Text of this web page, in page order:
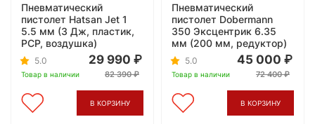
Пневматический
пистолет Hatsan Jet 1
5.5 мм (3 Дж, пластик,
PCP, воздушка)
5.0
Товар в наличии
29 990
82 390
В КОРЗИНУ
Пневматический
пистолет Dobermann
350 Эксцентрик 6.35
мм (200 мм, редуктор)
5.0
Товар в наличии
45 000
72 400
В КОРЗИНУ